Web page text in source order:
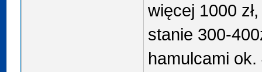
więcej 1000
stanie 300-
hamulcami ok.